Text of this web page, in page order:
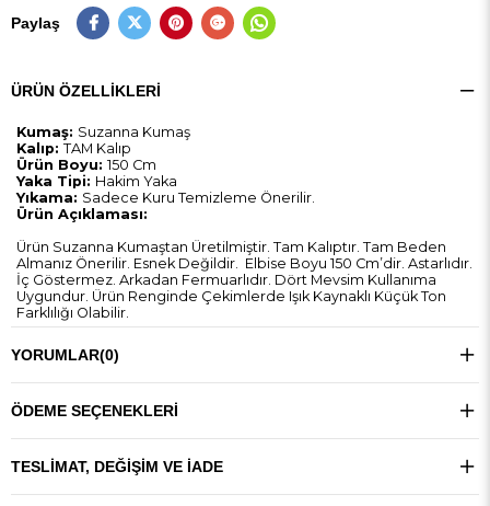
Paylaş
ÜRÜN ÖZELLIKLERI
Kumaş: Suzanna Kumaş
Kalıp: TAM Kalıp
Ürün Boyu: 150 Cm
Yaka Tipi: Hakim Yaka
Yıkama: Sadece Kuru Temizleme Önerilir.
Ürün Açıklaması:
Ürün Suzanna Kumaştan Üretilmiştir. Tam Kalıptır. Tam Beden
Almanız Önerilir. Esnek Değildir. Elbise Boyu 150 Cm’dir. Astarlıdır.
İç Göstermez. Arkadan Fermuarlıdır. Dört Mevsim Kullanıma
Uygundur. Ürün Renginde Çekimlerde Işık Kaynaklı Küçük Ton
Farklılığı Olabilir.
YORUMLAR(0)
ÖDEME SEÇENEKLERI
TESLIMAT, DEĞIŞIM VE İADE